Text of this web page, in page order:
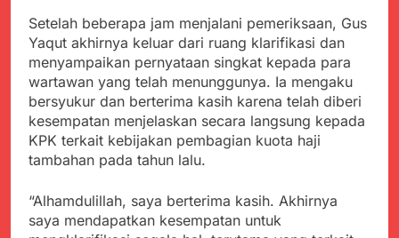
310/KK Ajak Pelajar
Bersihkan Lingkungan
Sekolah
Juli 19, 2024
Selisih APBD Tahun
2023 Kab.Sukabumi
Sebesar Rp 31 Miliar
Juli 16, 2024
Wujud Kepedulian Polri,
Kapolresta Sumenep
Koordinasikan dan
Berangkatkan Empat
Mutiara Sentosa 2 ke
Posko Pusat Tg. Perak
Surabaya
Agustus 5, 2026
SMA Negeri Nyalindung
Lakukan Pungutan
melalui Komite Sekolah,
Disorot karena Dinilai
Agustus 4, 2026
Ketua Umum FSP
Setelah beberapa jam menjalani pemeriksaan, Gus
Yaqut akhirnya keluar dari ruang klarifikasi dan
menyampaikan pernyataan singkat kepada para
wartawan yang telah menunggunya. Ia mengaku
bersyukur dan berterima kasih karena telah diberi
kesempatan menjelaskan secara langsung kepada
KPK terkait kebijakan pembagian kuota haji
tambahan pada tahun lalu.
“Alhamdulillah, saya berterima kasih. Akhirnya
saya mendapatkan kesempatan untuk